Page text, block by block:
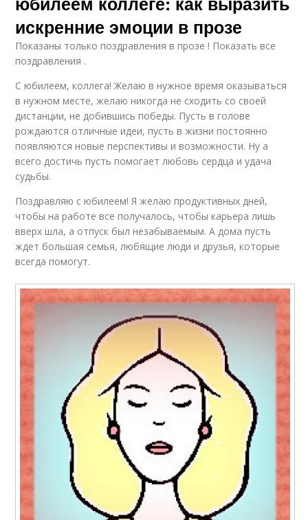
искренние эмоции в прозе
Показаны только поздравления в прозе ! Показать все
поздравления .
С юбилеем, коллега! Желаю в нужное время оказываться
в нужном месте, желаю никогда не сходить со своей
дистанции, не добившись победы. Пусть в голове
рождаются отличные идеи, пусть в жизни постоянно
появляются новые перспективы и возможности. Ну а
всего достичь пусть помогает любовь сердца и удача
судьбы.
Поздравляю с юбилеем! Я желаю продуктивных дней,
чтобы на работе все получалось, чтобы карьера лишь
вверх шла, а отпуск был незабываемым. А дома пусть
ждет большая семья, любящие люди и друзья, которые
всегда помогут.